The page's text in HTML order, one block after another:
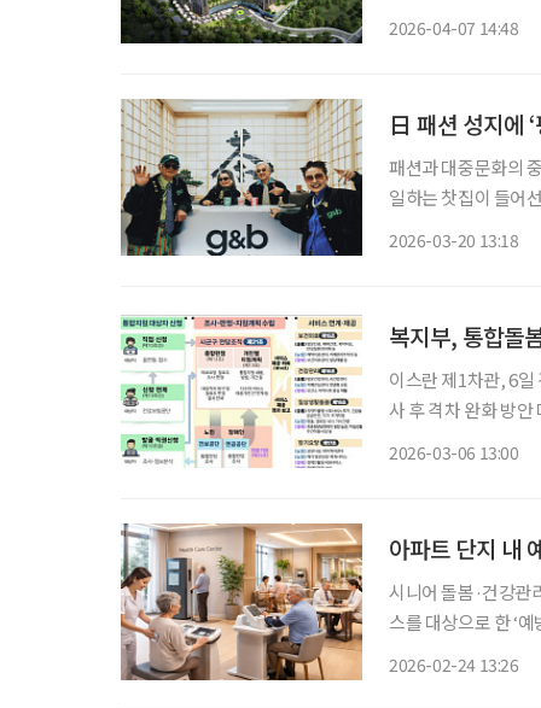
2026-04-07 14:48
日 패션 성지에
패션과 대중문화의
일하는 찻집이 들어
2026-03-20 13:18
복지부, 통합돌
이스란 제1차관, 6일 경북 봉
사 후 격차 완화 방안 마련 계획 보건복지부가 통합돌봄 시행
2026-03-06 13:00
아파트 단지 내
시니어 돌봄·건강관
스를 대상으로 한 ‘
2026-02-24 13:26